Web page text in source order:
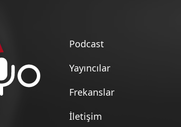
(17 Temmuz 2026)
Şeyler (16 Temmuz 2026)
Podcast
Yayıncılar
Frekanslar
İletişim